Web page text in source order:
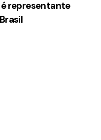
é representante